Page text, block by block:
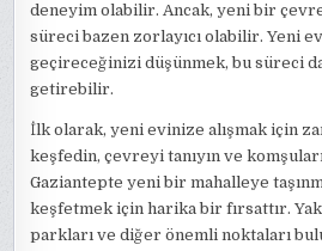
deneyim olabilir. Ancak, yeni bir
süreci bazen zorlayıcı olabilir. Yeni
geçireceğinizi düşünmek, bu süreci
getirebilir.
İlk olarak, yeni evinize alışmak için
keşfedin, çevreyi tanıyın ve
Gaziantepte yeni bir mahalleye
keşfetmek için harika bir fırsattır.
parkları ve diğer önemli noktaları